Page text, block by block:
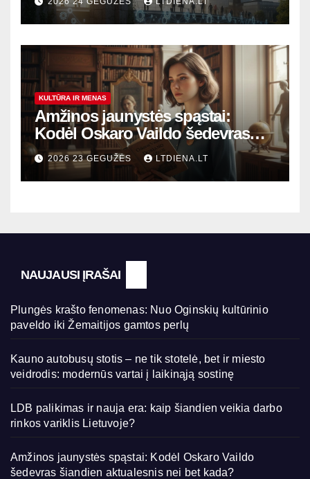
KULTŪRA IR MENAS
Amžinos jaunystės spąstai:
Kodėl Oskaro Vaildo šedevras
šiandien aktualesnis nei bet
kada?
2026 23 GEGUŽĖS LTDIENA.LT
NAUJAUSI ĮRAŠAI
Plungės krašto fenomenas: Nuo Oginskių kultūrinio
paveldo iki Žemaitijos gamtos perlų
Kauno autobusų stotis – ne tik stotelė, bet ir miesto
veidrodis: modernūs vartai į laikinąją sostinę
LDB palikimas ir nauja era: kaip šiandien veikia darbo
rinkos variklis Lietuvoje?
Amžinos jaunystės spąstai: Kodėl Oskaro Vaildo
šedevras šiandien aktualesnis nei bet kada?